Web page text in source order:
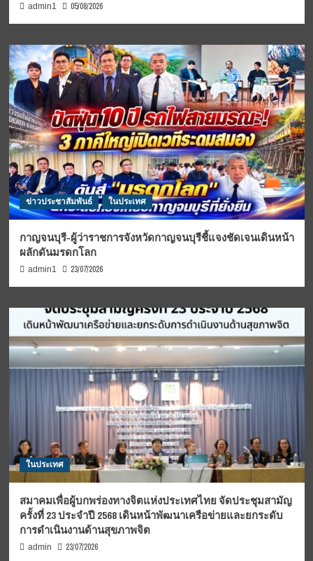
admin1 05/08/2026
ข่าวประชาสัมพันธ์ ในประเทศ
กาญจนบุรี-ผู้ว่าราชการจังหวัดกาญจนบุรีชี้แจงชัดเจนเดินหน้า
ผลักดันมรดกโลก
admin1 23/07/2026
ในประเทศ
สมาคมเพื่อผู้บกพร่องทางจิตแห่งประเทศไทย จัดประชุมสามัญ
ครั้งที่ 23 ประจำปี 2568 เดินหน้าพัฒนาเครือข่ายและยกระดับ
การดำเนินงานด้านสุขภาพจิต
admin 23/07/2026